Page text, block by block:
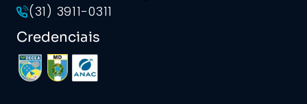
(31) 3911-0311
Credenciais